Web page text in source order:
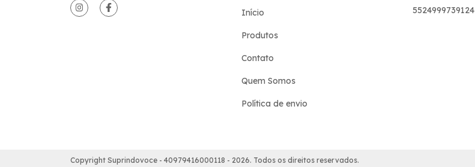
Início
Produtos
Contato
Quem Somos
Política de envio
5524999739124
Copyright Suprindovoce - 40979416000118 - 2026. Todos os direitos reservados.